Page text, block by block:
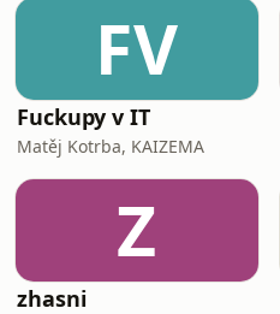
FV
Fuckupy v IT
Matěj Kotrba, KAIZEMA
Z
zhasni